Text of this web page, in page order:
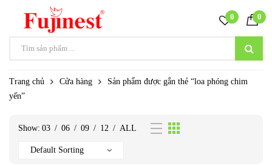
0 0
Trang chủ Cửa hàng
Sản phẩm được gắn thẻ “loa phóng chim
yến”
Show: 03 / 06 / 09 / 12 / ALL